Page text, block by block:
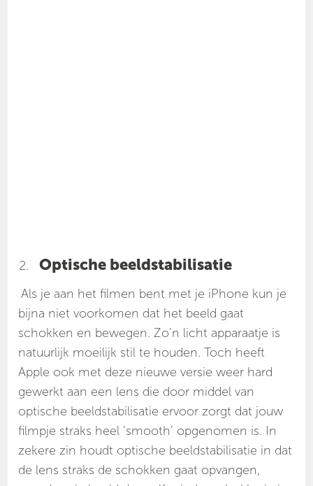
Optische beeldstabilisatie
Als je aan het filmen bent met je iPhone kun je
bijna niet voorkomen dat het beeld gaat
schokken en bewegen. Zo’n licht apparaatje is
natuurlijk moeilijk stil te houden. Toch heeft
Apple ook met deze nieuwe versie weer hard
gewerkt aan een lens die door middel van
optische beeldstabilisatie ervoor zorgt dat jouw
filmpje straks heel ‘smooth’ opgenomen is. In
zekere zin houdt optische beeldstabilisatie in dat
de lens straks de schokken gaat opvangen,